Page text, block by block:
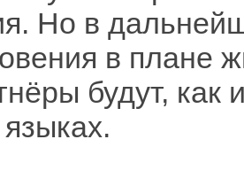
Но в
в плане
будут, как